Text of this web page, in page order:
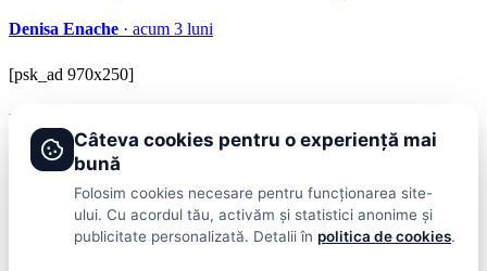
Denisa Enache · acum 3 luni
[psk_ad 970x250]
BRAVOnet
Showbiz, vedete si tot ce misca in lumea mondena
ShowbizPublicitateLifestyleHealth & BeautyCasa si Gradina
Câteva cookies pentru o experiență mai
bună
Folosim cookies necesare pentru funcționarea site-
ului. Cu acordul tău, activăm și statistici anonime și
publicitate personalizată. Detalii în politica de cookies.